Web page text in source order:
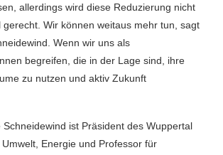
allerdings wird diese Reduzierung nicht
gerecht. Wir können weitaus mehr tun, sagt
Wenn wir uns als
begreifen, die in der Lage sind, ihre
zu nutzen und aktiv Zukunft
Schneidewind ist Präsident des Wuppertal
Energie und Professor für